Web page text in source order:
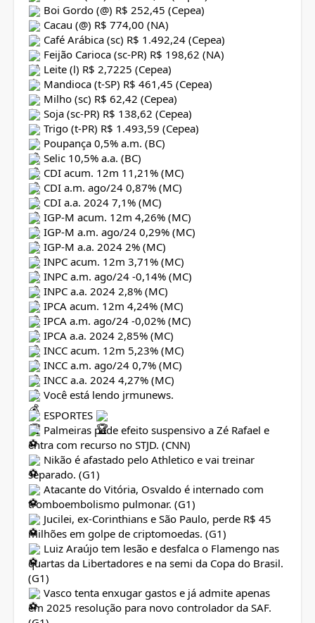
Boi Gordo (@) R$ 252,45 (Cepea)
Cacau (@) R$ 774,00 (NA)
Café Arábica (sc) R$ 1.492,24 (Cepea)
Feijão Carioca (sc-PR) R$ 198,62 (NA)
Leite (l) R$ 2,7225 (Cepea)
Mandioca (t-SP) R$ 461,45 (Cepea)
Milho (sc) R$ 62,42 (Cepea)
Soja (sc-PR) R$ 138,62 (Cepea)
Trigo (t-PR) R$ 1.493,59 (Cepea)
Poupança 0,5% a.m. (BC)
Selic 10,5% a.a. (BC)
CDI acum. 12m 11,21% (MC)
CDI a.m. ago/24 0,87% (MC)
CDI a.a. 2024 7,1% (MC)
IGP-M acum. 12m 4,26% (MC)
IGP-M a.m. ago/24 0,29% (MC)
IGP-M a.a. 2024 2% (MC)
INPC acum. 12m 3,71% (MC)
INPC a.m. ago/24 -0,14% (MC)
INPC a.a. 2024 2,8% (MC)
IPCA acum. 12m 4,24% (MC)
IPCA a.m. ago/24 -0,02% (MC)
IPCA a.a. 2024 2,85% (MC)
INCC acum. 12m 5,23% (MC)
INCC a.m. ago/24 0,7% (MC)
INCC a.a. 2024 4,27% (MC)
Você está lendo jrmunews.
ESPORTES
Palmeiras pede efeito suspensivo a Zé Rafael e
entra com recurso no STJD. (CNN)
Nikão é afastado pelo Athletico e vai treinar
separado. (G1)
Atacante do Vitória, Osvaldo é internado com
tromboembolismo pulmonar. (G1)
Jucilei, ex-Corinthians e São Paulo, perde R$ 45
milhões em golpe de criptomoedas. (G1)
Luiz Araújo tem lesão e desfalca o Flamengo nas
quartas da Libertadores e na semi da Copa do Brasil.
(G1)
Vasco tenta enxugar gastos e já admite apenas
em 2025 resolução para novo controlador da SAF.